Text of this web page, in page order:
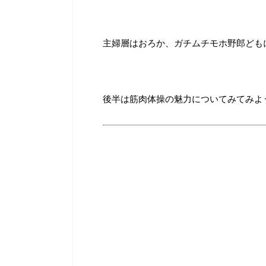
主婦層はおろか、ガチムチモホ野郎ども
後半は筋肉体操の魅力についてみてみよ